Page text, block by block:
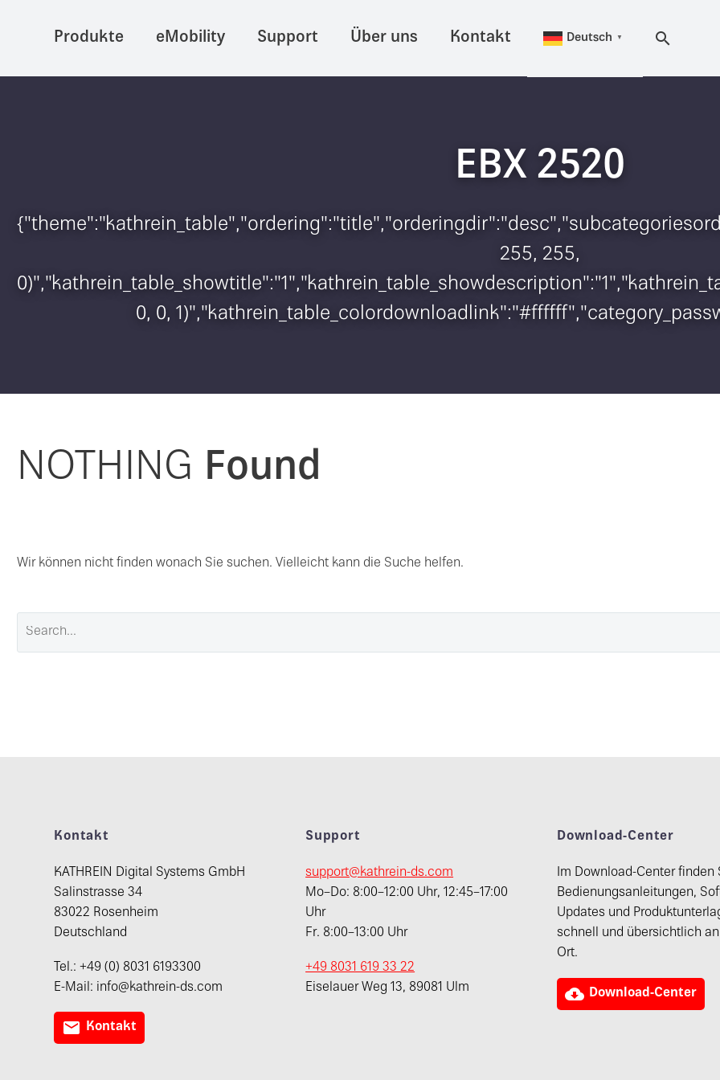
Produkte eMobility Support Über uns Kontakt Deutsch ▼
EBX 2520
255, 255,
0, 0,
NOTHING Found
Wir können nicht finden wonach Sie suchen. Vielleicht kann die Suche helfen.
Kontakt
KATHREIN Digital Systems GmbH
Salinstrasse 34
83022 Rosenheim
Deutschland
Tel.: +49 (0) 8031 6193300
E-Mail: info@kathrein-ds.com
 Kontakt
Support
support@kathrein-ds.com
Mo–Do: 8:00–12:00 Uhr, 12:45–17:00
Uhr
Fr. 8:00–13:00 Uhr
+49 8031 619 33 22
Eiselauer Weg 13, 89081 Ulm
Download-Center
Im Download-Center finden
Bedienungsanleitungen,
Updates und
schnell und übersichtlich
Ort.
 Download-Center